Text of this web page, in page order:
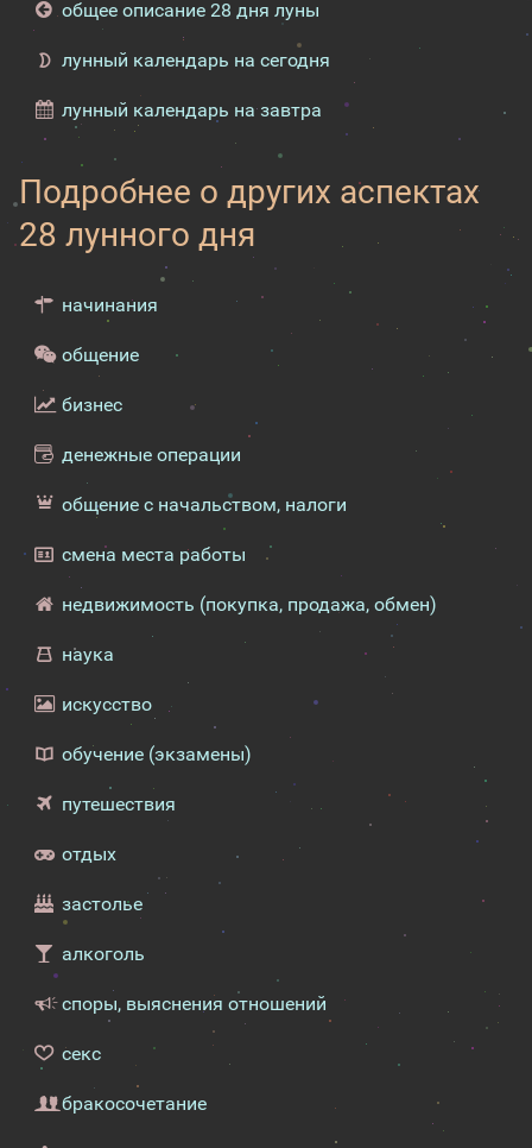
общее описание 28 дня луны
лунный календарь на сегодня
лунный календарь на завтра
Подробнее о других аспектах
28 лунного дня
начинания
общение
бизнес
денежные операции
общение с начальством, налоги
смена места работы
недвижимость (покупка, продажа, обмен)
наука
искусство
обучение (экзамены)
путешествия
отдых
застолье
алкоголь
споры, выяснения отношений
секс
бракосочетание